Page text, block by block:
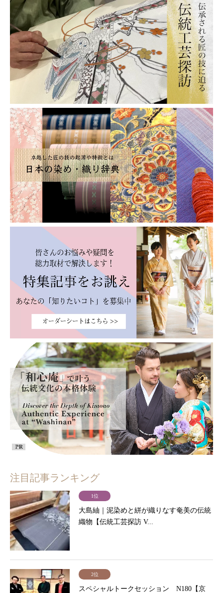
注目記事ランキング
1位
大島紬｜泥染めと絣が織りなす奄美の伝統
織物【伝統工芸探訪 V...
2位
スペシャルトークセッション N180【京